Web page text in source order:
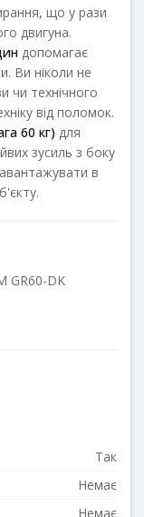
що у рази
двигуна.
допомагає
Ви ніколи не
чи технічного
від поломок.
60 кг) для
зусиль з боку
в
GR60-DK
Так
Немає
Немає